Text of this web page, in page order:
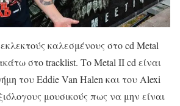
καλεσμένους στο cd Metal
στο tracklist. Το Metal II cd είναι
του Eddie Van Halen και του Alexi
μουσικούς πως να μην είναι